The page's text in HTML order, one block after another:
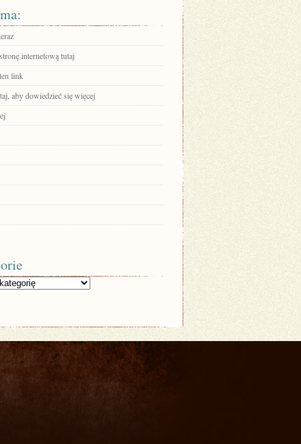
internetową tutaj
link
aby dowiedzieć się więcej